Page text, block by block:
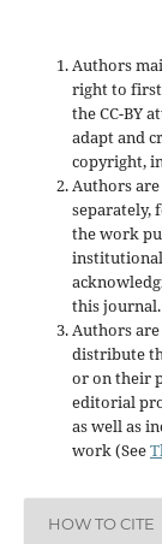
Authors
right to
the CC-BY
adapt and
copyright,
Authors
separately,
the work
this journal.
Authors
distribute
or on their
editorial
as well as
work (See
HOW TO CITE